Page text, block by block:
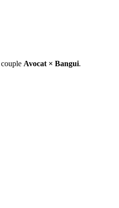
Avocat × Bangui.